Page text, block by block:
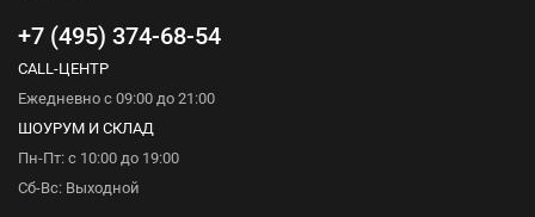
+7 (495) 374-68-54
CALL-ЦЕНТР
Ежедневно с 09:00 до 21:00
ШОУРУМ И СКЛАД
Пн-Пт: с 10:00 до 19:00
Сб-Вс: Выходной